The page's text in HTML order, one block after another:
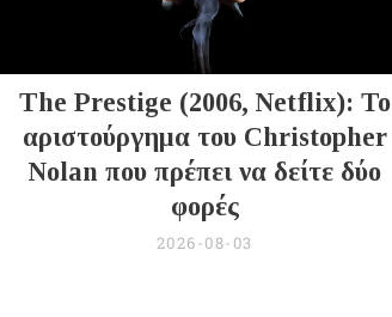
The Prestige (2006, Netflix): Το
αριστούργημα του Christopher
Nolan που πρέπει να δείτε δύο
φορές
2026-08-03